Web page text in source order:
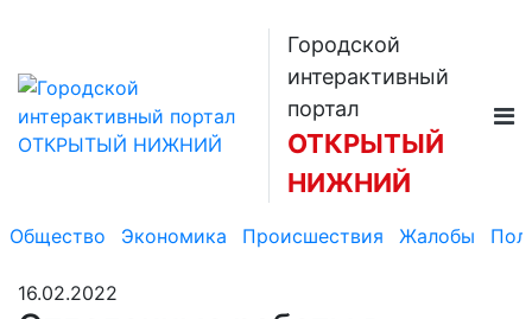
Городской
интерактивный
портал
ОТКРЫТЫЙ
НИЖНИЙ
Общество Экономика Происшествия Жалобы
16.02.2022